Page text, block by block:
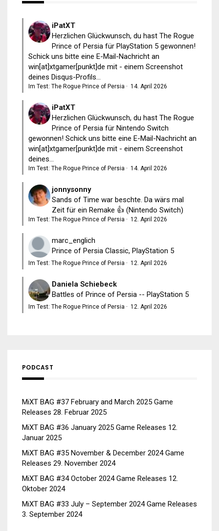
iPatXT
Herzlichen Glückwunsch, du hast The Rogue
Prince of Persia für PlayStation 5 gewonnen!
Schick uns bitte eine E-Mail-Nachricht an
win[at]xtgamer[punkt]de mit - einem Screenshot
deines Disqus-Profils...
Im Test: The Rogue Prince of Persia · 14. April 2026
iPatXT
Herzlichen Glückwunsch, du hast The Rogue
Prince of Persia für Nintendo Switch
gewonnen! Schick uns bitte eine E-Mail-Nachricht an
win[at]xtgamer[punkt]de mit - einem Screenshot
deines...
Im Test: The Rogue Prince of Persia · 14. April 2026
jonnysonny
Sands of Time war beschte. Da wärs mal
Zeit für ein Remake 👍 (Nintendo Switch)
Im Test: The Rogue Prince of Persia · 12. April 2026
marc_englich
Prince of Persia Classic, PlayStation 5
Im Test: The Rogue Prince of Persia · 12. April 2026
Daniela Schiebeck
Battles of Prince of Persia -- PlayStation 5
Im Test: The Rogue Prince of Persia · 12. April 2026
PODCAST
MiXT BAG #37 February and March 2025 Game
Releases 28. Februar 2025
MiXT BAG #36 January 2025 Game Releases 12.
Januar 2025
MiXT BAG #35 November & December 2024 Game
Releases 29. November 2024
MiXT BAG #34 October 2024 Game Releases 12.
Oktober 2024
MiXT BAG #33 July – September 2024 Game Releases
3. September 2024